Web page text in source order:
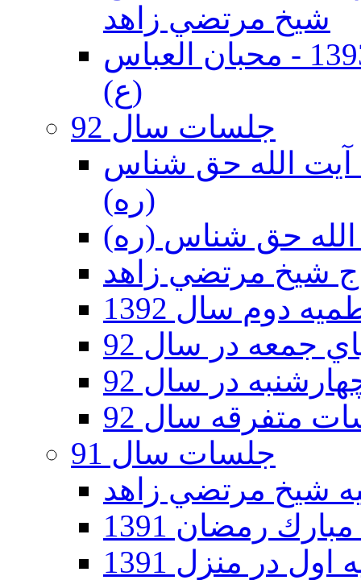
شيخ مرتضي زاهد
جلسات دهه اول محرم الحرام 1393 - محبان العباس
(ع)
جلسات سال 92
92 - حسينيه آيت الله حق شناس
(ره)
دوم سال 1392
جمعه در سال 92
در سال 92
متفرقه سال 92
جلسات سال 91
رمضان 1391
در منزل 1391